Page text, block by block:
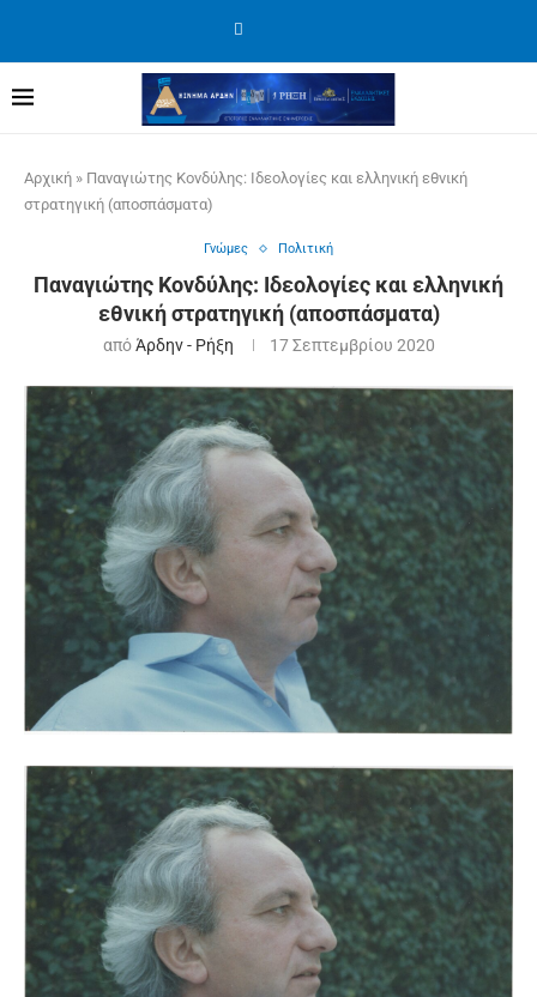
Αρχική » Παναγιώτης Κονδύλης: Ιδεολογίες και ελληνική εθνική
στρατηγική (αποσπάσματα)
Γνώμες Πολιτική
Παναγιώτης Κονδύλης: Ιδεολογίες και ελληνική
εθνική στρατηγική (αποσπάσματα)
απόΆρδην - Ρήξη 17 Σεπτεμβρίου 2020